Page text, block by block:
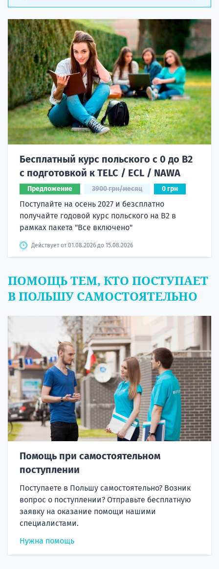
с подготовкой к TELC / ECL / NAWA
Предложение 3900 грн/месяц
Поступайте на осень 2027 и безсплатно
получайте годовой курс польского на B2 в
рамках пакета "Все включено"
В ПОЛЬШУ САМОСТОЯТЕЛЬНО
поступлении
вопрос о поступлении? Отправьте бесплатную
заявку на оказание помощи нашими
специалистами.